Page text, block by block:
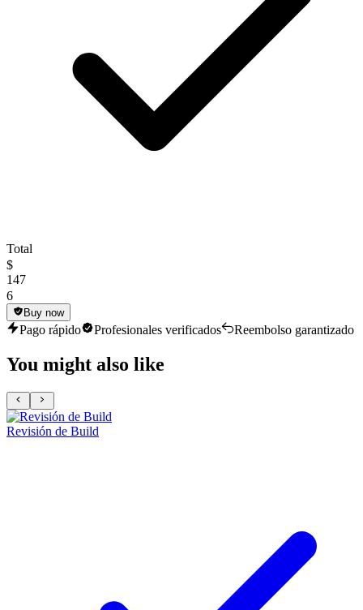
Total
$
147
6
Buy now
Pago rápido Profesionales verificados Reembolso garantizado
You might also like
Revisión de Build